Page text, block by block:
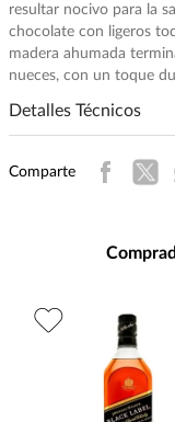
resultar nocivo para la
chocolate con ligeros
madera ahumada
nueces, con un toque
Detalles Técnicos
Unidad de Medida:
Comparte